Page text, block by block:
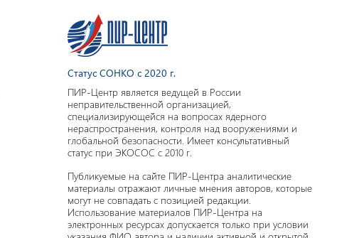
Статус СОНКО с 2020 г.
ПИР-Центр является ведущей в России
неправительственной организацией,
специализирующейся на вопросах ядерного
нераспространения, контроля над вооружениями и
глобальной безопасности. Имеет консультативный
статус при ЭКОСОС с 2010 г.
Публикуемые на сайте ПИР-Центра аналитические
материалы отражают личные мнения авторов, которые
могут не совпадать с позицией редакции.
Использование материалов ПИР-Центра на
электронных ресурсах допускается только при условии